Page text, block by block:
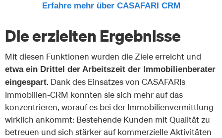
Erfahre mehr über CASAFARI CRM
Die erzielten Ergebnisse
Mit diesen Funktionen wurden die Ziele erreicht und
etwa ein Drittel der Arbeitszeit der Immobilienberater
eingespart. Dank des Einsatzes von CASAFARIs
Immobilien-CRM konnten sie sich mehr auf das
konzentrieren, worauf es bei der Immobilienvermittlung
wirklich ankommt: Bestehende Kunden mit Qualität zu
betreuen und sich stärker auf kommerzielle Aktivitäten